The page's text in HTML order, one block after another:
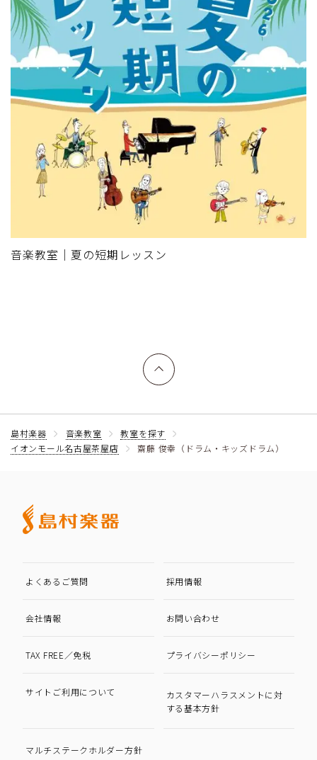
音楽教室｜夏の短期レッスン
上へ戻る
島村楽器 音楽教室
教室を探す
イオンモール名古屋茶屋店
齋藤 俊幸（ドラム・キッズドラム）
よくあるご質問 採用情報
会社情報 お問い合わせ
TAX FREE／免税 プライバシーポリシー
サイトご利用について
カスタマーハラスメントに対
する基本方針
マルチステークホルダー方針